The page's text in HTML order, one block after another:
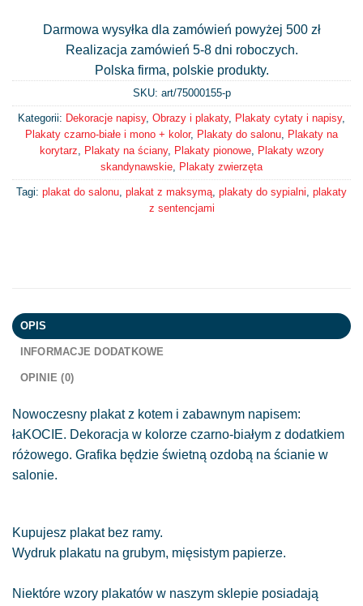
Darmowa wysyłka dla zamówień powyżej 500 zł
Realizacja zamówień 5-8 dni roboczych.
Polska firma, polskie produkty.
SKU: art/75000155-p
Kategorii: Dekoracje napisy, Obrazy i plakaty, Plakaty cytaty i napisy,
Plakaty czarno-białe i mono + kolor, Plakaty do salonu
Plakaty na
korytarz
Plakaty na ściany, Plakaty pionowe,
Plakaty wzory
skandynawskie
Plakaty zwierzęta
Tagi: plakat do salonu plakat z maksymą plakaty do sypialni plakaty
z sentencjami
OPIS
INFORMACJE DODATKOWE
OPINIE (0)
Nowoczesny plakat z kotem i zabawnym napisem:
łaKOCIE. Dekoracja w kolorze czarno-białym z dodatkiem
różowego. Grafika będzie świetną ozdobą na ścianie w
salonie.
Kupujesz plakat bez ramy.
Wydruk plakatu na grubym, mięsistym papierze.
Niektóre wzory plakatów w naszym sklepie posiadają